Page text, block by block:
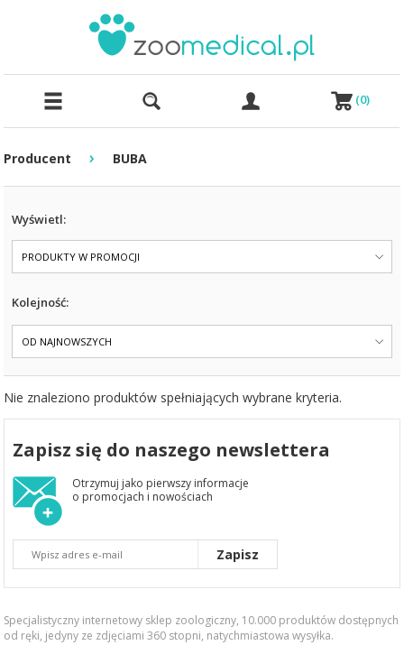
(0)
Producent › BUBA
Wyświetl:
PRODUKTY W PROMOCJI
Kolejność:
OD NAJNOWSZYCH
Nie znaleziono produktów spełniających wybrane kryteria.
Zapisz się do naszego newslettera
Otrzymuj jako pierwszy informacje
o promocjach i nowościach
Zapisz
Specjalistyczny internetowy sklep zoologiczny, 10.000 produktów dostępnych
od ręki, jedyny ze zdjęciami 360 stopni, natychmiastowa wysyłka.